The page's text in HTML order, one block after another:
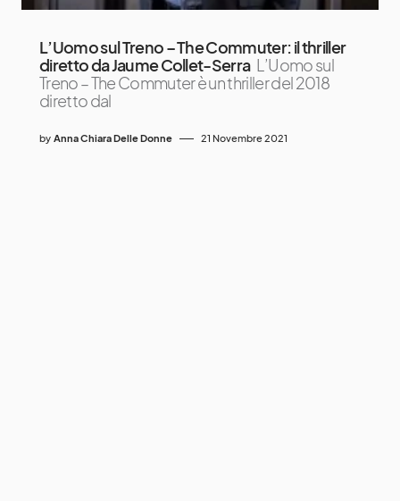
L’Uomo sul Treno – The Commuter: il thriller
diretto da Jaume Collet-Serra L’Uomo sul
Treno – The Commuter è un thriller del 2018
diretto dal
by Anna Chiara Delle Donne 21 Novembre 2021